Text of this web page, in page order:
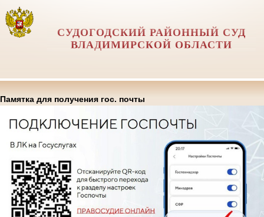
СУДОГОДСКИЙ РАЙОННЫЙ СУД
ВЛАДИМИРСКОЙ ОБЛАСТИ
Памятка для получения гос. почты